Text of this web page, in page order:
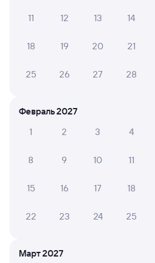
Евгений И.
Поезд кишит тараканами
21 июля 2026 • Поезд 085Щ
В купе чисто, в туалете чисто,
удобно спать
10
01 июля 2026 • Поезд 085Щ
Отличный чистый вагон,
11 12 13 14
18 19 20 21
25 26 27 28
Февраль 2027
1
2 3 4
8 9 10 11
15 16 17 18
22 23 24 25
Март 2027